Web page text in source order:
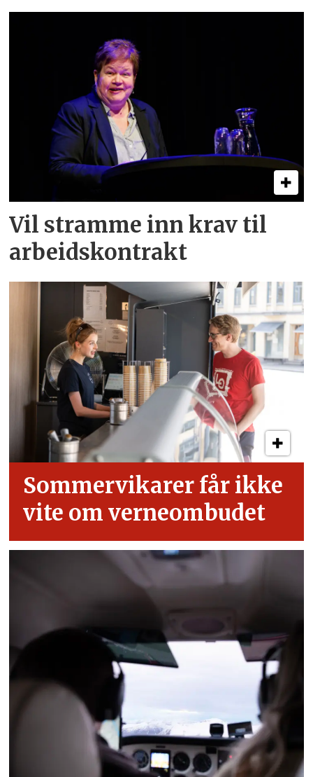
Vil stramme inn krav til
arbeids­kontrakt
Sommervikarer får ikke
vite om verneombudet